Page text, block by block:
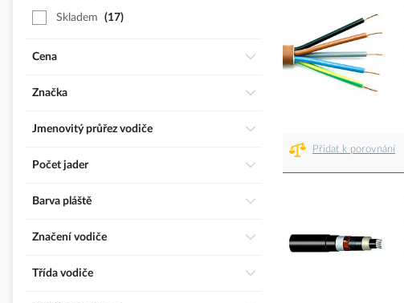
Přidat k porovnání
Skladem 17
Cena
Značka
Jmenovitý průřez vodiče
Počet jader
Barva pláště
Značení vodiče
Třída vodiče